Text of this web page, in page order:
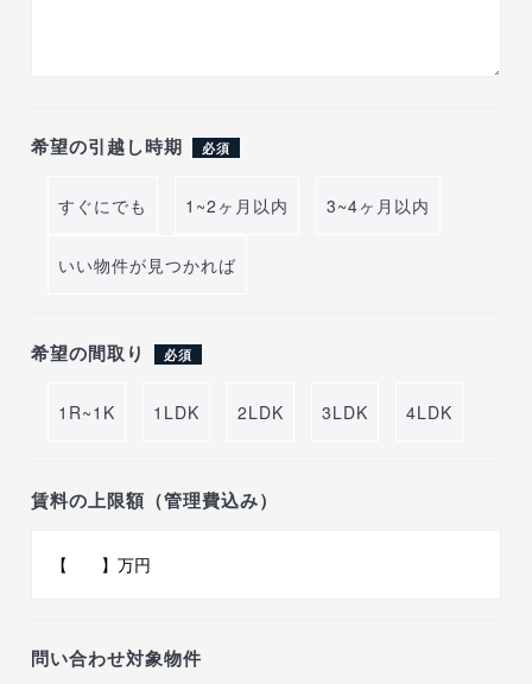
希望の引越し時期 必須
すぐにでも 1~2ヶ月以内 3~4ヶ月以内
いい物件が見つかれば
希望の間取り 必須
1R~1K 1LDK 2LDK 3LDK 4LDK
賃料の上限額（管理費込み）
問い合わせ対象物件